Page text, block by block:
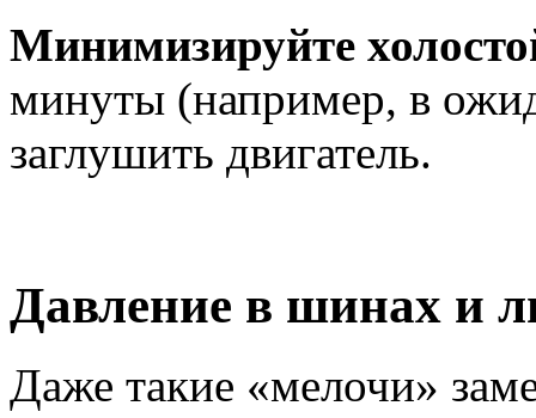
Минимизируйте
минуты (например, в
заглушить двигатель.
Давление в шинах и
Даже такие «мелочи»